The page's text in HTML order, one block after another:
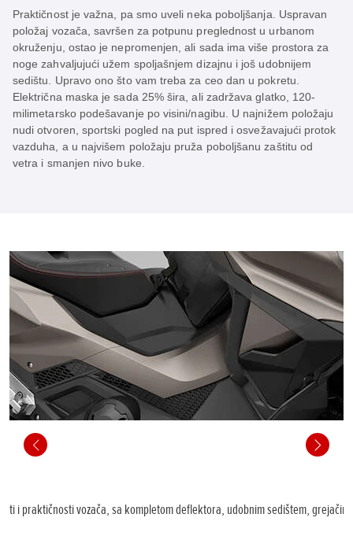
Praktičnost je važna, pa smo uveli neka poboljšanja. Uspravan
položaj vozača, savršen za potpunu preglednost u urbanom
okruženju, ostao je nepromenjen, ali sada ima više prostora za
noge zahvaljujući užem spoljašnjem dizajnu i još udobnijem
sedištu. Upravo ono što vam treba za ceo dan u pokretu.
Električna maska je sada 25% šira, ali zadržava glatko, 120-
milimetarsko podešavanje po visini/nagibu. U najnižem položaju
nudi otvoren, sportski pogled na put ispred i osvežavajući protok
vazduha, a u najvišem položaju pruža poboljšanu zaštitu od
vetra i smanjen nivo buke.
i praktičnosti vozača, sa kompletom deflektora, udobnim sedištem,